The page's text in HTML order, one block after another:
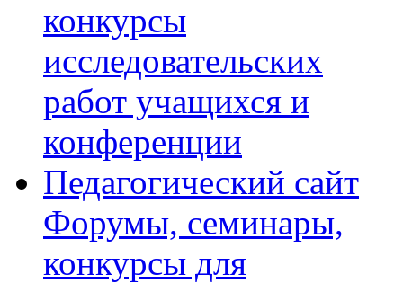
конкурсы
исследовательских
работ учащихся и
конференции
Педагогический сайт
Форумы, семинары,
конкурсы для